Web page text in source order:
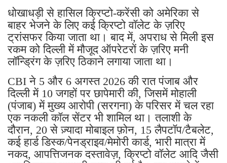
धोखाधड़ी से हासिल क्रिप्टो-करेंसी को अमेरिका से
बाहर भेजने के लिए कई क्रिप्टो वॉलेट के ज़रिए
ट्रांसफर किया जाता था। बाद में, अपराध से मिली इस
रकम को दिल्ली में मौजूद ऑपरेटरों के ज़रिए मनी
लॉन्ड्रिंग के ज़रिए ठिकाने लगाया जाता था।
CBI ने 5 और 6 अगस्त 2026 की रात पंजाब और
दिल्ली में 10 जगहों पर छापेमारी की, जिसमें मोहाली
(पंजाब) में मुख्य आरोपी (सरगना) के परिसर में चल रहा
एक नकली कॉल सेंटर भी शामिल था। तलाशी के
दौरान, 20 से ज़्यादा मोबाइल फ़ोन, 15 लैपटॉप/टैबलेट,
कई हार्ड डिस्क/पेनड्राइव/मेमोरी कार्ड, भारी मात्रा में
नकद, आपत्तिजनक दस्तावेज़, क्रिप्टो वॉलेट आदि जैसी